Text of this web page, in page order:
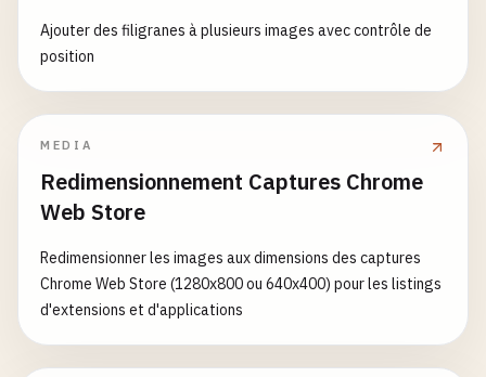
Ajouter des filigranes à plusieurs images avec contrôle de
position
MEDIA
Redimensionnement Captures Chrome
Web Store
Redimensionner les images aux dimensions des captures
Chrome Web Store (1280x800 ou 640x400) pour les listings
d'extensions et d'applications